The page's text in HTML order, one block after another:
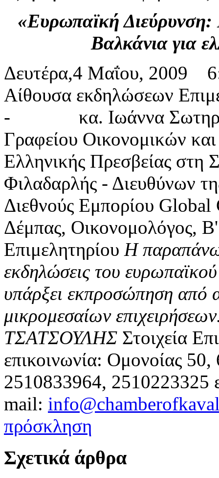
«Ευρωπαϊκή Διεύρυνση:
Βαλκάνια για
Δευτέρα,4 Μαΐου, 2009
Αίθουσα εκδηλώσεων
- κα. Ιωάννα
Γραφείου Οικονομικών
Ελληνικής
Φιλαδαρλής - Διευθύνων
Διεθνούς Εμπορίου
Δέμπας, Οικονομολόγος,
Επιμελητηρίου Η παραπάνω
εκδηλώσεις του
υπάρξει εκπροσώπηση από
μικρομεσαίων
ΤΣΑΤΣΟΥΛΗΣ Στοιχεία
επικοινωνία: Ομονοίας
2510833964,
mail:
πρόσκληση
Σχετικά άρθρα